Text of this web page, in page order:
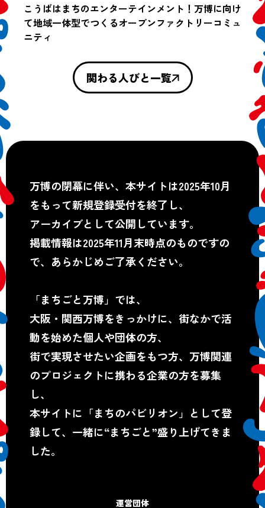
こうばはまちのエンターテインメント！万博に向け
て地域一体型でつくるオープンファクトリーコミュ
ニティ
関わる人びと一覧
万博の閉幕に伴い、本サイトは2025年10月
をもって新規登録受付を終了し、
アーカイブとして公開しています。
掲載情報は2025年11月末時点のものですの
で、あらかじめご了承ください。
「まちごと万博」では、
大阪・関西万博をきっかけに、街なかで活
動を始めた個人や団体の方、
街で実現させたい企画をもつ方、万博関連
のプロジェクトに携わる企業の方を募集
し、
本サイトに「まちのパビリオン」として登
録して、一緒に“まちごと”盛り上げてきま
した。
運営団体